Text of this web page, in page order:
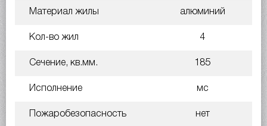
Материал жилы алюминий
Кол-во жил 4
Сечение, кв.мм. 185
Исполнение мс
Пожаробезопасность нет